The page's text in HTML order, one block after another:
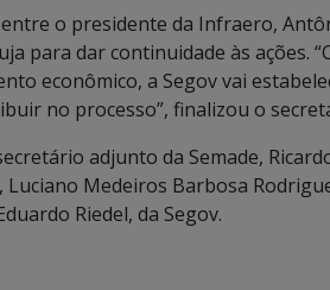
o presidente da Infraero,
para dar continuidade às ações.
econômico, a Segov vai
no processo”, finalizou o
adjunto da Semade,
Medeiros Barbosa
Riedel, da Segov.